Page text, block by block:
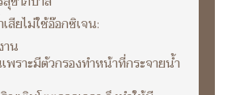
สียไม่ใช้อ๊อกซิเจน:
าน
พราะมีตัวกรองทำหน้าที่กระจายน้ำ